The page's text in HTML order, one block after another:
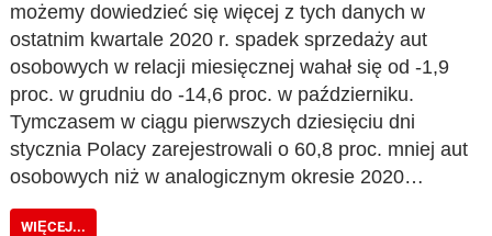
możemy dowiedzieć się więcej z tych danych w
ostatnim kwartale 2020 r. spadek sprzedaży aut
osobowych w relacji miesięcznej wahał się od -1,9
proc. w grudniu do -14,6 proc. w październiku.
Tymczasem w ciągu pierwszych dziesięciu dni
stycznia Polacy zarejestrowali o 60,8 proc. mniej aut
osobowych niż w analogicznym okresie 2020…
WIĘCEJ...